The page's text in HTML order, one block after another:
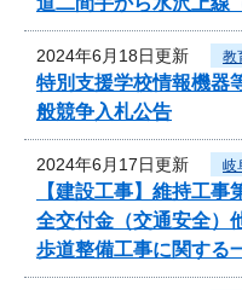
2024年6月18日更新 教
特別支援学校情報機器
般競争入札公告
2024年6月17日更新 岐
【建設工事】維持工
全交付金（交通安全）
歩道整備工事に関する